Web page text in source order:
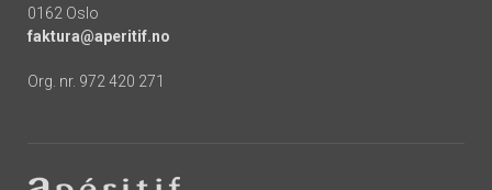
0162 Oslo
faktura@aperitif.no
Org. nr. 972 420 271